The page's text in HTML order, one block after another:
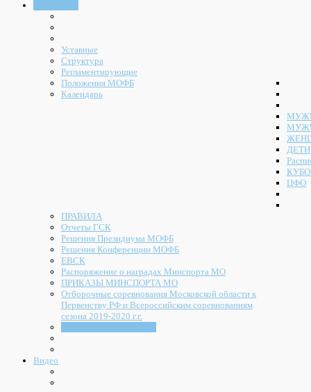
Уставные
Структура
Регламентирующие
Положения МОФБ
Календарь
ДЕТИ
ЦФО
ПРАВИЛА
Отчеты ГСК
Решения Президиума МОФБ
Решения Конференции МОФБ
ЕВСК
Распоряжение о наградах Минспорта МО
ПРИКАЗЫ МИНСПОРТА МО
Отборочные соревнования Московской области к
Первенству РФ и Всероссийским соревнованиям
сезона 2019-2020 г.г.
Видео